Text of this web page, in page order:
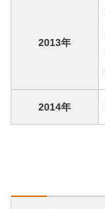
2013年
2014年